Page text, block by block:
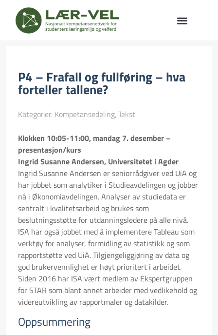
P4 – Frafall og fullføring – hva
forteller tallene?
Kategorier: Kompetansedeling, Tekst
Klokken 10:05-11:00, mandag 7. desember –
presentasjon/kurs
Ingrid Susanne Andersen, Universitetet i Agder
Ingrid Susanne Andersen er seniorrådgiver ved UiA og
har jobbet som analytiker i Studieavdelingen og jobber
nå i Økonomiavdelingen. Analyser av studiedata er
sentralt i kvalitetsarbeid og brukes som
beslutningsstøtte for utdanningsledere på alle nivå.
ISA har også jobbet med å implementere Tableau som
verktøy for analyser, formidling av statistikk og som
rapportstøtte ved UiA. Tilgjengeliggjøring av data og
god brukervennlighet er høyt prioritert i arbeidet.
Siden 2016 har ISA vært medlem av Ekspertgruppen
for STAR som blant annet arbeider med vedlikehold og
videreutvikling av rapportmaler og datakilder.
Oppsummering